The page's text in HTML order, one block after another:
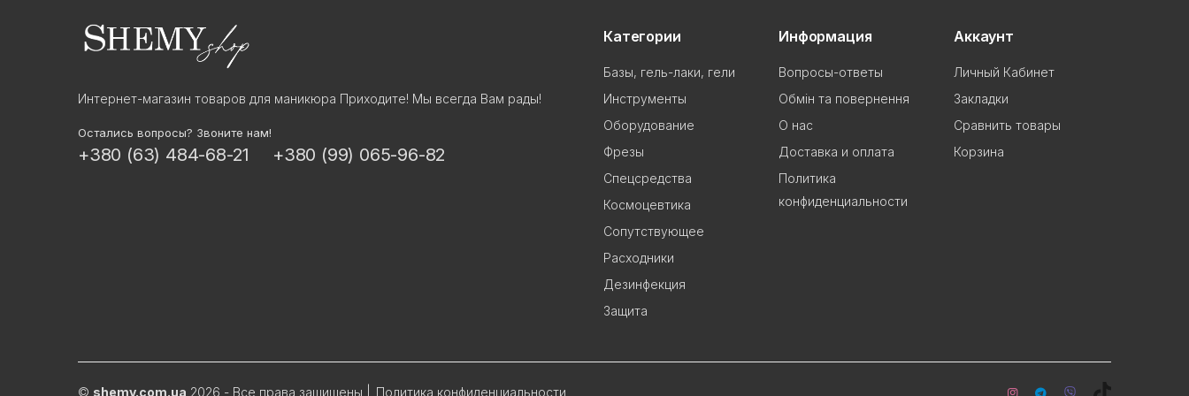
Интернет-магазин товаров для маникюра Приходите! Мы всегда Вам рады!
Остались вопросы? Звоните нам!
+380 (63) 484-68-21 +380 (99) 065-96-82
Категории
Базы, гель-лаки, гели
Инструменты
Оборудование
Фрезы
Спецсредства
Космоцевтика
Сопутствующее
Расходники
Дезинфекция
Защита
Информация
Вопросы-ответы
Обмін та повернення
О нас
Доставка и оплата
Политика
конфиденциальности
Аккаунт
Личный Кабинет
Закладки
Сравнить товары
Корзина
© shemy.com.ua 2026 - Все права защищены Политика конфиденциальности